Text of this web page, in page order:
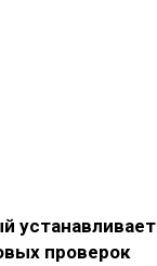
устанавливает
проверок